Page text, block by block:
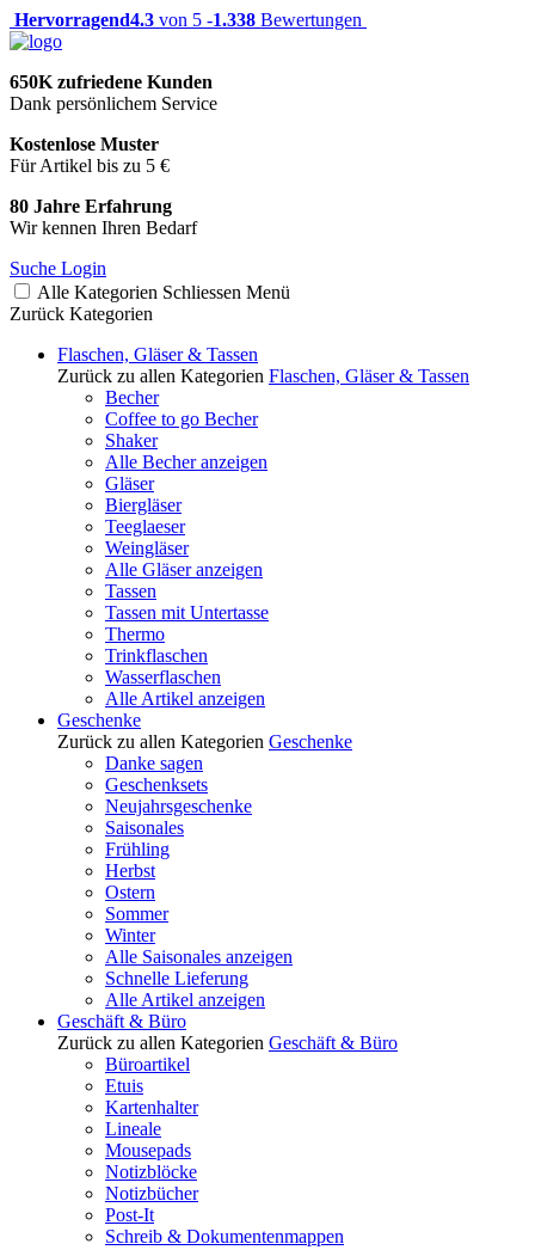
Hervorragend4.3 von 5 -1.338 Bewertungen
650K zufriedene Kunden
Dank persönlichem Service
Kostenlose Muster
Für Artikel bis zu 5 €
80 Jahre Erfahrung
Wir kennen Ihren Bedarf
Suche Login
Alle Kategorien Schliessen Menü
Zurück Kategorien
Flaschen, Gläser & Tassen
Zurück zu allen Kategorien Flaschen, Gläser & Tassen
Becher
Coffee to go Becher
Shaker
Alle Becher anzeigen
Gläser
Biergläser
Teeglaeser
Weingläser
Alle Gläser anzeigen
Tassen
Tassen mit Untertasse
Thermo
Trinkflaschen
Wasserflaschen
Alle Artikel anzeigen
Geschenke
Zurück zu allen Kategorien Geschenke
Danke sagen
Geschenksets
Neujahrsgeschenke
Saisonales
Frühling
Herbst
Ostern
Sommer
Winter
Alle Saisonales anzeigen
Schnelle Lieferung
Alle Artikel anzeigen
Geschäft & Büro
Zurück zu allen Kategorien Geschäft & Büro
Büroartikel
Etuis
Kartenhalter
Lineale
Mousepads
Notizblöcke
Notizbücher
Post-It
Schreib & Dokumentenmappen